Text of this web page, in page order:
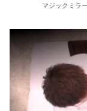
激しく揺れる小さ
【ＳＭ・調教】出
マジックミラ